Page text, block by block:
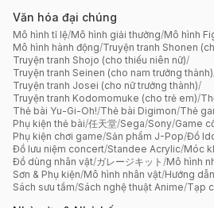
Văn hóa đại chúng
Mô hình tỉ lệ/Mô hình giải thưởng/Mô hình
Mô hình hành động/Truyện tranh Shonen
Truyện tranh Shojo (cho thiếu niên nữ)/
Truyện tranh Seinen (cho nam trưởng thành)
Truyện tranh Josei (cho nữ trưởng thành)/
Truyện tranh Kodomomuke (cho trẻ em)/
Thẻ bài Yu-Gi-Oh!/Thẻ bài Digimon/Thẻ
Phụ kiện thẻ bài/任天堂/Sega/Sony/Game
Phụ kiện chơi game/Sản phẩm J-Pop/Đồ
Đồ lưu niệm concert/Standee Acrylic/Móc
Đồ dùng nhân vật/ガレージキット /Mô hình
Sơn & Phụ kiện/Mô hình nhân vật/Hướng
Sách sưu tầm/Sách nghệ thuật Anime/Tạp